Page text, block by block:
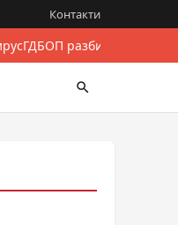
Контакти
ГДБОП разби